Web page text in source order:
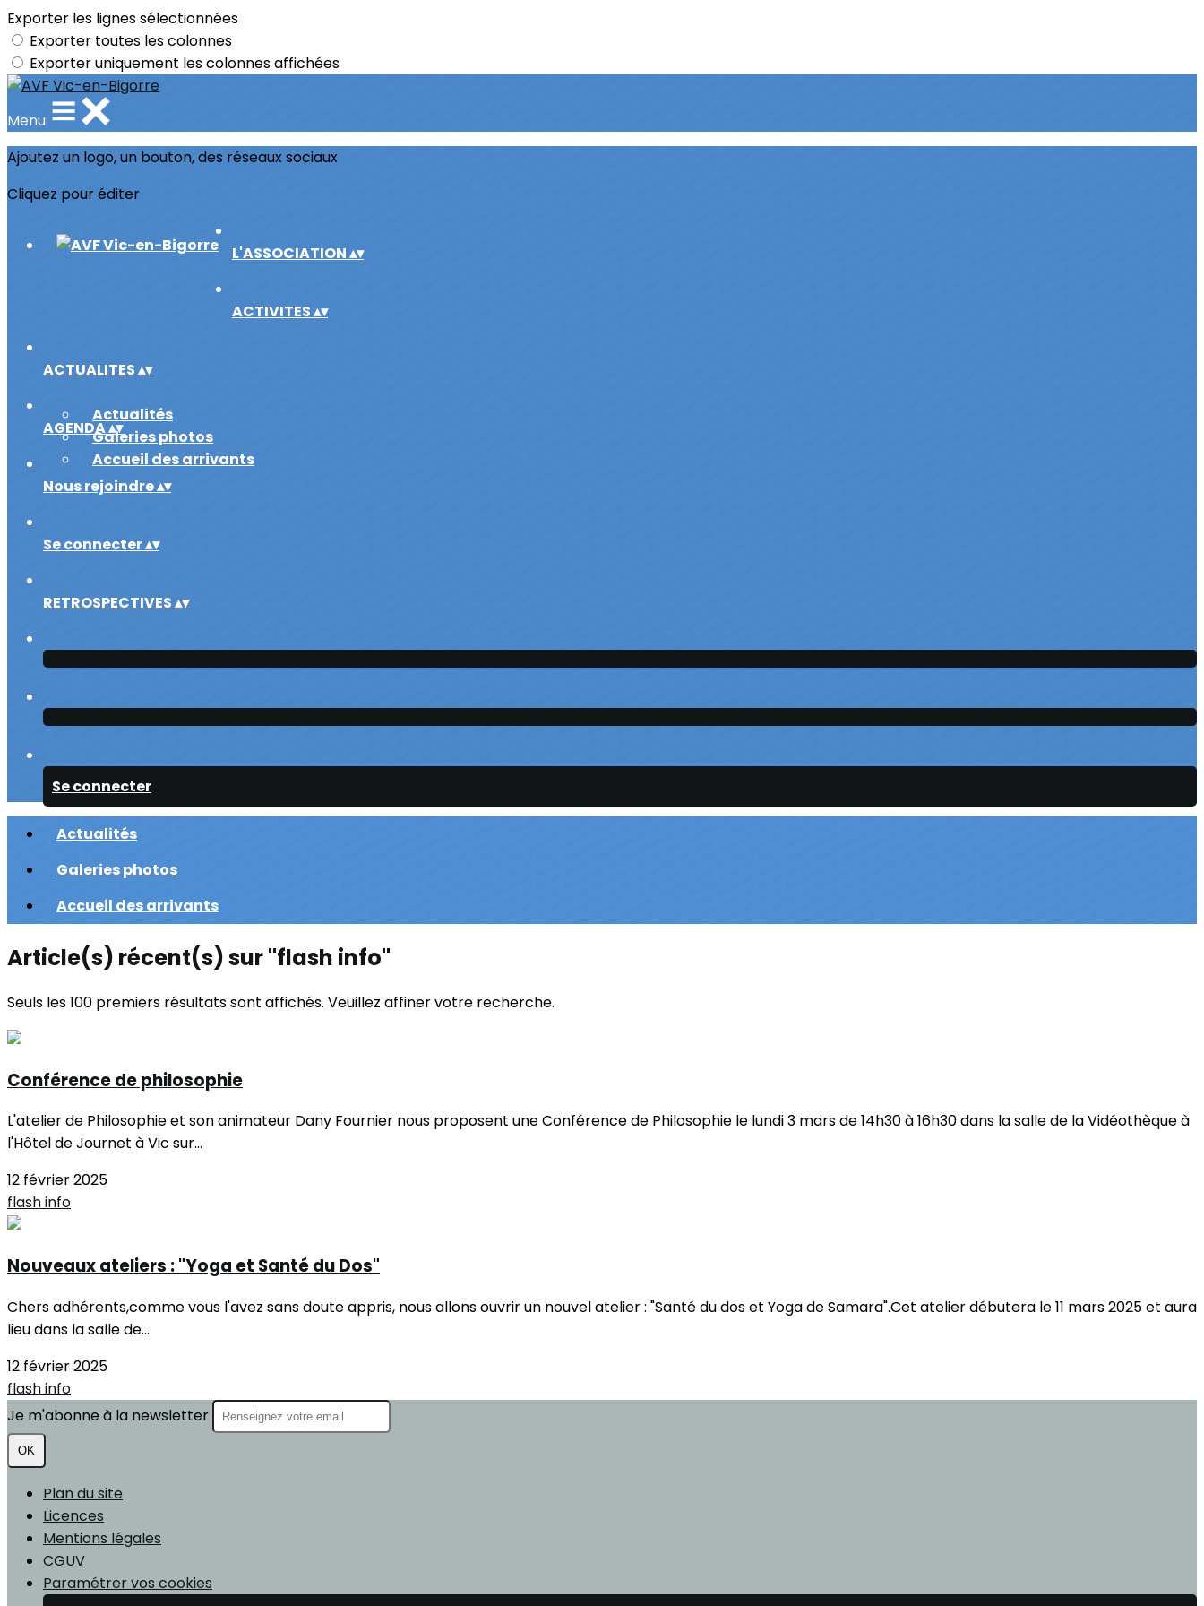
Exporter les lignes sélectionnées
Exporter toutes les colonnes
Exporter uniquement les colonnes affichées
Menu
Ajoutez un logo, un bouton, des réseaux sociaux
Cliquez pour éditer
L'ASSOCIATION▴▾
ACTIVITES▴▾
ACTUALITES▴▾
Actualités
Galeries photos
Accueil des arrivants
AGENDA▴▾
Nous rejoindre▴▾
Se connecter▴▾
RETROSPECTIVES▴▾
Se connecter
Actualités
Galeries photos
Accueil des arrivants
Article(s) récent(s) sur "flash info"
Seuls les 100 premiers résultats sont affichés. Veuillez affiner votre recherche.
Conférence de philosophie
L'atelier de Philosophie et son animateur Dany Fournier nous proposent une Conférence de Philosophie le lundi 3 mars de 14h30 à 16h30 dans la salle de la Vidéothèque à
l'Hôtel de Journet à Vic sur...
12 février 2025
flash info
Nouveaux ateliers : "Yoga et Santé du Dos"
Chers adhérents,comme vous l'avez sans doute appris, nous allons ouvrir un nouvel atelier : "Santé du dos et Yoga de Samara".Cet atelier débutera le 11 mars 2025 et aura
lieu dans la salle de...
12 février 2025
flash info
Je m'abonne à la newsletter
OK
Plan du site
Licences
Mentions légales
CGUV
Paramétrer vos cookies